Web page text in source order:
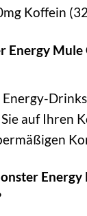
Koffein
Energy Mule
auf Ihren
Energy